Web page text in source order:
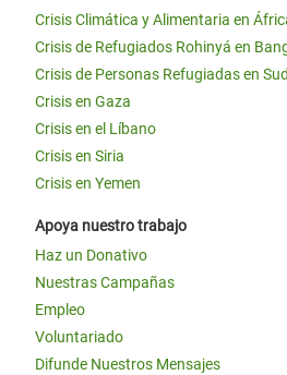
Crisis Climática y Alimentaria en
Crisis de Refugiados Rohinyá en
Crisis de Personas Refugiadas en
Crisis en Gaza
Crisis en el Líbano
Crisis en Siria
Crisis en Yemen
Apoya nuestro trabajo
Haz un Donativo
Nuestras Campañas
Empleo
Voluntariado
Difunde Nuestros Mensajes